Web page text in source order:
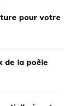
pour votre
de la poêle